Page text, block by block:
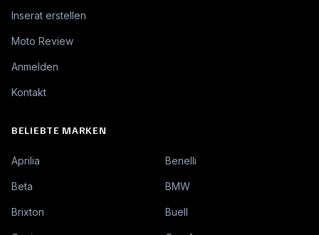
Inserat erstellen
Moto Review
Anmelden
Kontakt
BELIEBTE MARKEN
Aprilia Benelli
Beta BMW
Brixton Buell